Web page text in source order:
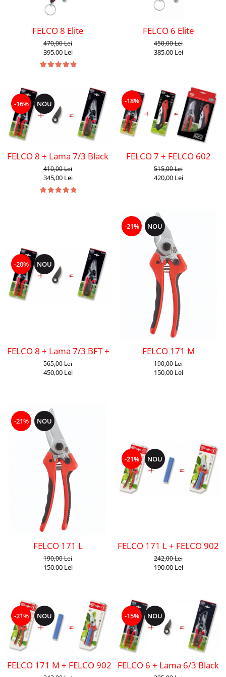
FELCO 8 Elite
470,00 Lei
395,00 Lei
FELCO 6 Elite
450,00 Lei
385,00 Lei
-16% NOU
FELCO 8 + Lama 7/3 Black F-Tech
410,00 Lei
345,00 Lei
-18%
FELCO 7 + FELCO 602
515,00 Lei
420,00 Lei
-20% NOU
FELCO 8 + Lama 7/3 BFT + 602
565,00 Lei
450,00 Lei
-21% NOU
FELCO 171 M
190,00 Lei
150,00 Lei
-21% NOU
FELCO 171 L
190,00 Lei
150,00 Lei
-21% NOU
FELCO 171 L + FELCO 902
242,00 Lei
190,00 Lei
-21% NOU
FELCO 171 M + FELCO 902
-15% NOU
FELCO 6 + Lama 6/3 Black